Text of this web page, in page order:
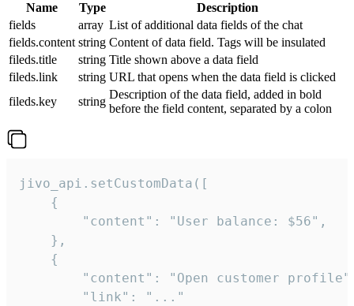
Name Type
Description
fields
array List of additional data fields of the chat
fields.content string Content of data field. Tags will be insulated
fileds.title
string Title shown above a data field
fileds.link
string URL that opens when the data field is clicked
fileds.key
string
Description of the data field, added in bold
before the field content, separated by a colon
jivo_api.setCustomData([
    {
        "content": "User balance: $56",
    },
    {
"content": "Open customer
        "link": "..."